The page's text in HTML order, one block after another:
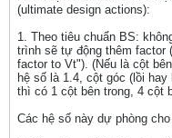
(ultimate design actions):
1. Theo tiêu chuẩn BS:
trình sẽ tự động thêm factor
factor to Vt"). (Nếu là cột
hệ số là 1.4, cột góc (lồi
thì có 1 cột bên trong, 4 cột
Các hệ số này dự phòng